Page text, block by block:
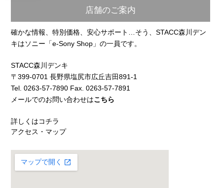
店舗のご案内
確かな情報、特別価格、安心サポート…そう、STACC森川デン
キはソニー「e-Sony Shop」の一員です。
STACC森川デンキ
〒399-0701 長野県塩尻市広丘吉田891-1
Tel. 0263-57-7890 Fax. 0263-57-7891
メールでのお問い合わせはこちら
詳しくはコチラ
アクセス・マップ